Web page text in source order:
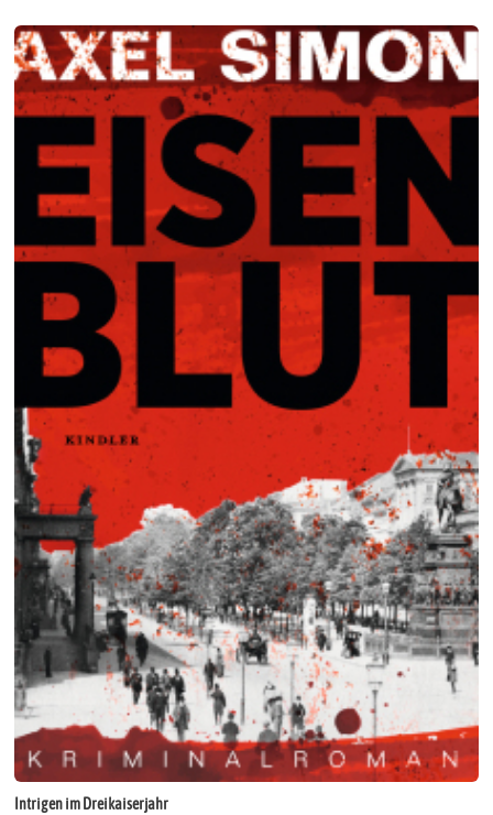
Intrigen im Dreikaiserjahr